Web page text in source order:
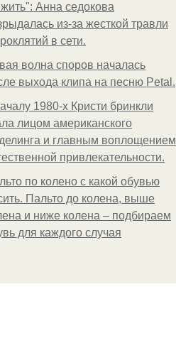
Анна седокова
из-за жесткой травли
в сети.
волна споров началась
выхода клипа на песню Petal.
1980-х Кристи бринкли
лицом американского
и главным воплощением
привлекательности.
по колено с какой обувью
Пальто до колена, выше
и ниже колена – подбираем
для каждого случая